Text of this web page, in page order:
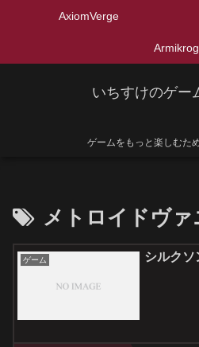
いちすけのゲー
ゲームをもっと楽しむた
AxiomVerge
Armikrog.
メトロイドヴァ
ゲーム シルクソ